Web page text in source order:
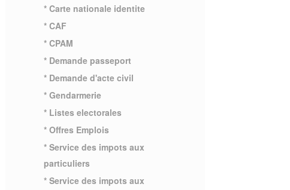
* Carte nationale identite
* CAF
* CPAM
* Demande passeport
* Demande d'acte civil
* Gendarmerie
* Listes electorales
* Offres Emplois
* Service des impots aux
particuliers
* Service des impots aux